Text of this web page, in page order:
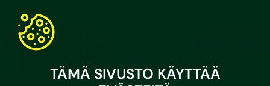
TÄMÄ SIVUSTO KÄYTTÄÄ